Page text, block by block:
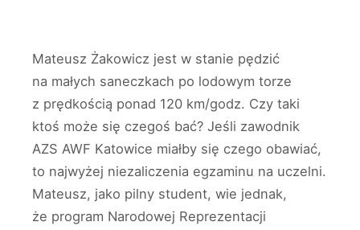
Mateusz Żakowicz jest w stanie pędzić
na małych saneczkach po lodowym torze
z prędkością ponad 120 km/godz. Czy taki
ktoś może się czegoś bać? Jeśli zawodnik
AZS AWF Katowice miałby się czego obawiać,
to najwyżej niezaliczenia egzaminu na uczelni.
Mateusz, jako pilny student, wie jednak,
że program Narodowej Reprezentacji